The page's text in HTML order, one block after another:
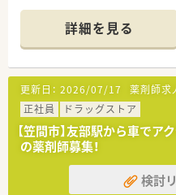
ます！
■「緩和ケア」をやりた
→ガン終末期をカバーす
患者様でも対応すること
また、皮下持続注入療
■終末期医療にも携わるこ
→健康寿命（男性:71.2歳
に専念するのではなく自
という思いに応え、最小
ます。
＼ こんな会社です ／
詳細を見る
更新日： 2026/07/17 薬剤師求
正社員
ドラッグストア
【笠間市】友部駅から車でア
の薬剤師募集！
検討